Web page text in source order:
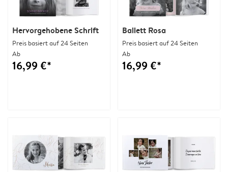
Hervorgehobene Schrift
Preis basiert auf 24 Seiten
Ab
16,99 €*
Ballett Rosa
Preis basiert auf 24 Seiten
Ab
16,99 €*